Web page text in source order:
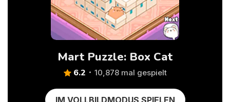
Mart Puzzle: Box Cat
6.2 10,878 mal gespielt
IM VOLLBILDMODUS SPIELEN